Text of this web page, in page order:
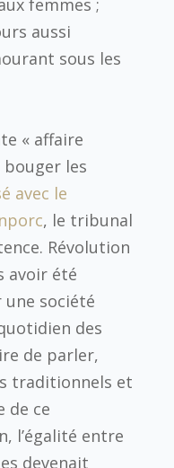
aussi
sous les
« affaire
les
avec le
, le tribunal
Révolution
avoir été
société
des
de parler,
traditionnels et
de ce
l’égalité entre
devenait